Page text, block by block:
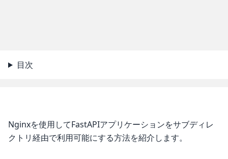
目次
Nginxを使用してFastAPIアプリケーションをサブディレ
クトリ経由で利用可能にする方法を紹介します。